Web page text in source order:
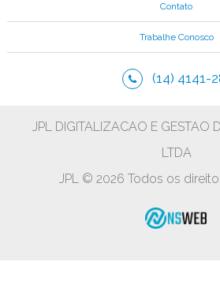
Contato
Trabalhe Conosco
(14) 4141-
JPL DIGITALIZACAO E GESTAO
LTDA
JPL © 2026 Todos os